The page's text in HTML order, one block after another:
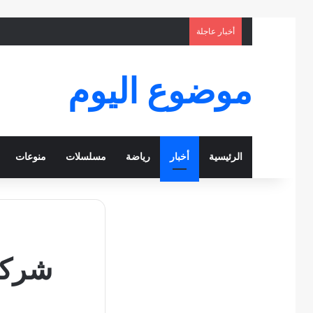
أخبار عاجلة
موضوع اليوم
الرئيسية أخبار رياضة مسلسلات منوعات